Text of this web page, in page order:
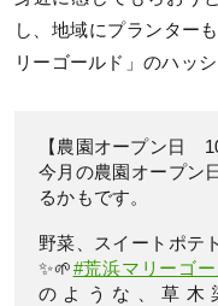
し、地域にプランター
リーゴールド」のハッ
【農園オープン日
今月の農園オープン
るかもです。
野菜、スイートポテ
✨🌱#荒浜マリーゴー
のような、草木